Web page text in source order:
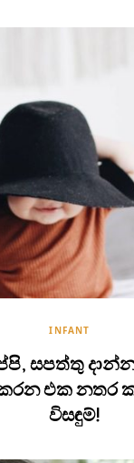
INFANT
සපත්තු
කරන එක
විසඳුම්!